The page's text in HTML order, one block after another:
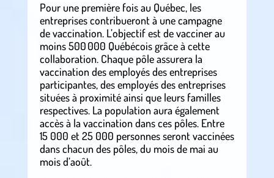
Pour une première fois au Québec, les
entreprises contribueront à une campagne
de vaccination. L’objectif est de vacciner au
moins 500 000 Québécois grâce à cette
collaboration. Chaque pôle assurera la
vaccination des employés des entreprises
participantes, des employés des entreprises
situées à proximité ainsi que leurs familles
respectives. La population aura également
accès à la vaccination dans ces pôles. Entre
15 000 et 25 000 personnes seront vaccinées
dans chacun des pôles, du mois de mai au
mois d’août.